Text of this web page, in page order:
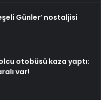
Günler’ nostaljisi
otobüsü kaza yaptı:
var!